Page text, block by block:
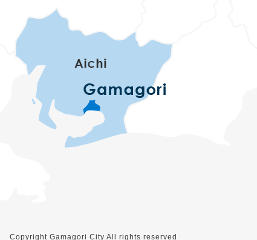
Copyright Gamagori City All rights reserved